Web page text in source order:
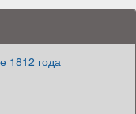
1812 года